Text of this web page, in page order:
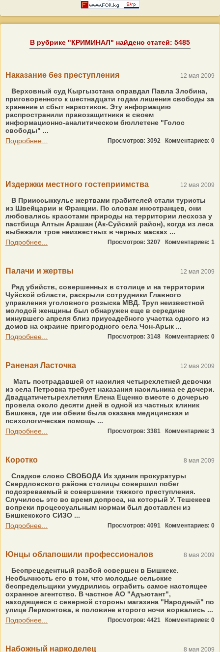
В рубрике "КРИМИНАЛ" найдено статей: 5485
Наказание без преступления 12 мая 2009
Верховный суд Кыргызстана оправдал Павла Злобина,
приговоренного к шестнадцати годам лишения свободы за
хранение и сбыт наркотиков. Эту информацию
распространили правозащитники в своем
информационно-аналитическом бюллетене "Голос
свободы" ...
Подробнее...
Просмотров: 3092 Комментариев: 0
Издержки местного гостеприимства 12 мая 2009
В Прииссыккулье жертвами грабителей стали туристы
из Швейцарии и Франции. По словам иностранцев, они
любовались красотами природы на территории лесхоза у
пастбища Алтын Арашан (Ак-Суйский район), когда из леса
выбежали трое неизвестных в черных масках ...
Подробнее...
Просмотров: 3207 Комментариев: 1
Палачи и жертвы 12 мая 2009
Ряд убийств, совершенных в столице и на территории
Чуйской области, раскрыли сотрудники Главного
управления уголовного розыска МВД. Труп неизвестной
молодой женщины был обнаружен еще в середине
минувшего апреля близ приусадебного участка одного из
домов на окраине пригородного села Чон-Арык ...
Подробнее...
Просмотров: 3148 Комментариев: 0
Раненая Ласточка 12 мая 2009
Мать пострадавшей от насилия четырехлетней девочки
из села Петровка требует наказания насильника ее дочери.
Двадцатичетырехлетняя Елена Ещенко вместе с дочерью
провела около десяти дней в одной из частных клиник
Бишкека, где им обеим была оказана медицинская и
психологическая помощь ...
Подробнее...
Просмотров: 3381 Комментариев: 3
Коротко 8 мая 2009
Сладкое слово СВОБОДА Из здания прокуратуры
Свердловского района столицы совершил побег
подозреваемый в совершении тяжкого преступления.
Случилось это во время допроса, на который У. Тешекеев
вопреки процессуальным нормам был доставлен из
Бишкекского СИЗО ...
Подробнее...
Просмотров: 4091 Комментариев: 0
Юнцы облапошили профессионалов 8 мая 2009
Беспрецедентный разбой совершен в Бишкеке.
Необычность его в том, что молодые сельские
беспредельщики умудрились ограбить самое настоящее
охранное агентство. В частное АО "Адъютант",
находящееся с северной стороны магазина "Народный" по
улице Лермонтова, в половине второго ночи ворвались ...
Подробнее...
Просмотров: 4421 Комментариев: 0
Набожный наркоделец 8 мая 2009